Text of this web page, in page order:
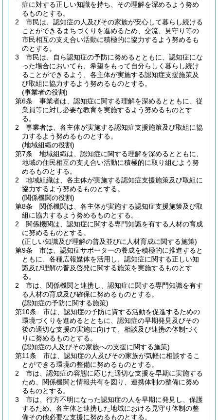
症に対する正しい知識を持ち、その理解を深めるよう努め
るものとする。
2
市民は、認知症の人及びその家族が安心して暮らし続ける
ことができるまちづくりを進めるため、交流、見守り等の
市民相互の支え合い活動に積極的に協力するよう努めるも
のとする。
3
市民は、自ら認知症の予防に努めるとともに、認知症にな
った場合においても、希望をもって自分らしく暮らし続け
ることができるよう、各主体が実施する認知症支援施策及
び取組に協力するよう努めるものとする。
(事業者の役割)
第6条
事業者は、認知症に関する理解を深めるとともに、従
業員等に対し必要な教育を実施するよう努めるものとす
る。
2
事業者は、各主体が実施する認知症支援施策及び取組に協
力するよう努めるものとする。
(地域組織の役割)
第7条
地域組織は、認知症に関する理解を深めるとともに、
地域の住民相互の支え合い活動に積極的に取り組むよう努
めるものとする。
2
地域組織は、各主体が実施する認知症支援施策及び取組に
協力するよう努めるものとする。
(関係機関の役割)
第8条
関係機関は、各主体が実施する認知症支援施策及び取
組に協力するよう努めるものとする。
2
関係機関は、認知症に関する専門知識を有する人材の育成
に努めるものとする。
(正しい知識及び理解の普及並びに人材育成に関する施策)
第9条
市は、認知症サポーターの養成を積極的に推進すると
ともに、各種広報媒体を活用し、認知症に関する正しい知
識及び理解の普及啓発に関する施策を実施するものとす
る。
2
市は、関係機関と連携し、認知症に関する専門知識を有す
る人材の育成及び確保に努めるものとする。
(認知症の予防に関する施策)
第10条
市は、認知症の予防に資する活動を促進するための
環境づくりを進めるとともに、認知症の早期発見及びその
後の適切な支援の実施に向けて、相談及び連携の体制づく
りに努めるものとする。
(認知症の人及びその家族への支援に関する施策)
第11条
市は、認知症の人及びその家族が気軽に相談するこ
とができる環境の整備に努めるものとする。
2
市は、認知症の容態に応じた適切な支援を早期に実施する
ため、関係機関と情報共有を図り、連携体制の整備に努め
るものとする。
3
市は、行方不明になった認知症の人を早期に発見し、保護
するため、各主体と連携した地域における見守り体制の整
備その他必要な支援に努めるものとする。